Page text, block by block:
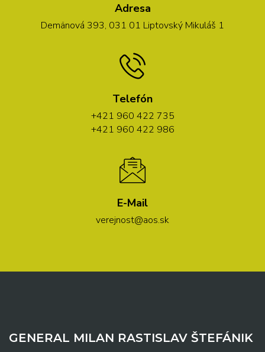
Adresa
Demänová 393, 031 01 Liptovský Mikuláš 1
Telefón
+421 960 422 735
+421 960 422 986
E-Mail
verejnost@aos.sk
GENERAL MILAN RASTISLAV ŠTEFÁNIK